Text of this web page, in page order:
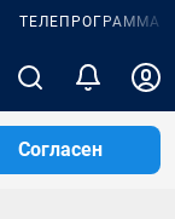
ТЕЛЕПРОГРАММА
Согласен